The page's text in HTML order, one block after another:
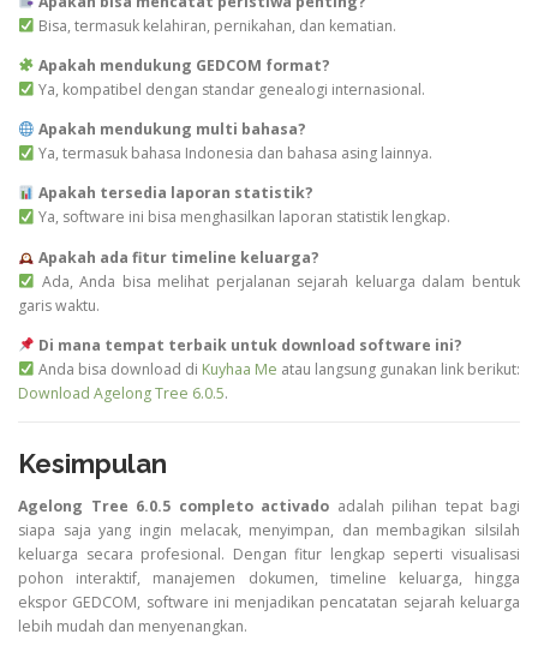
Bisa, termasuk kelahiran, pernikahan, dan kematian.
Apakah mendukung GEDCOM format?
Ya, kompatibel dengan standar genealogi internasional.
Apakah mendukung multi bahasa?
Ya, termasuk bahasa Indonesia dan bahasa asing lainnya.
Apakah tersedia laporan statistik?
Ya, software ini bisa menghasilkan laporan statistik lengkap.
Apakah ada fitur timeline keluarga?
Ada, Anda bisa melihat perjalanan sejarah keluarga dalam bentuk
garis waktu.
Di mana tempat terbaik untuk download software ini?
Anda bisa download di Kuyhaa Me atau langsung gunakan link berikut:
Download Agelong Tree 6.0.5.
Kesimpulan
Agelong Tree 6.0.5 completo activado adalah pilihan tepat bagi
siapa saja yang ingin melacak, menyimpan, dan membagikan silsilah
keluarga secara profesional. Dengan fitur lengkap seperti visualisasi
pohon interaktif, manajemen dokumen, timeline keluarga, hingga
ekspor GEDCOM, software ini menjadikan pencatatan sejarah keluarga
lebih mudah dan menyenangkan.